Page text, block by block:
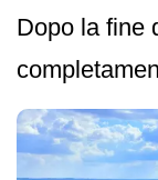
Dopo la fine